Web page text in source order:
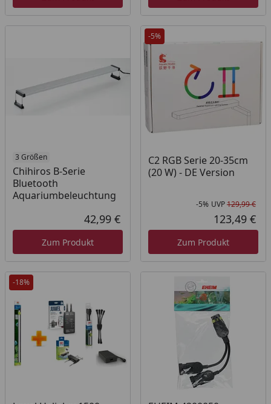
3 Größen
Chihiros B-Serie
Bluetooth
Aquariumbeleuchtung
Aktueller Preis
42,99 €
Zum Produkt
-5%
C2 RGB Serie 20-35cm
(20 W) - DE Version
-5% UVP129,99 €
123,49 €
Zum Produkt
-18%